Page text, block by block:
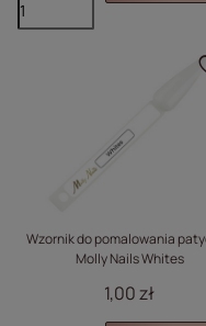
Wzornik do pomalowania
Molly Nails Whites
1,00 zł